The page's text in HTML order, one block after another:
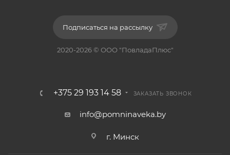
Подписаться на рассылку
2020-2026 © ООО "ПовладаПлюс"
+375 29 193 14 58 ЗАКАЗАТЬ ЗВОНОК
info@pomninaveka.by
г. Минск